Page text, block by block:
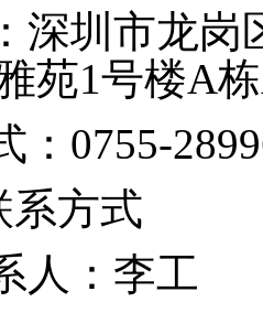
深圳市龙岗
苑1号楼A
： 0755-
系方式
人： 李工